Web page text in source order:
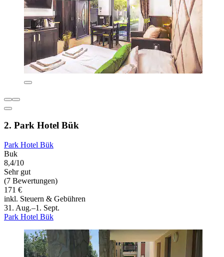
2. Park Hotel Bük
Park Hotel Bük
Buk
8,4/10
Sehr gut
(7 Bewertungen)
171 €
inkl. Steuern & Gebühren
31. Aug.–1. Sept.
Park Hotel Bük